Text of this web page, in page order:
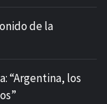
de la
“Argentina, los